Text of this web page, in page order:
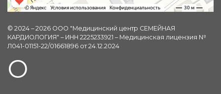
© 2024 – 2026 ООО "Медицинский центр СЕМЕЙНАЯ
КАРДИОЛОГИЯ" – ИНН 2225233921 – Медицинская лицензия №
Л041-01151-22/01661896 от 24.12.2024
О